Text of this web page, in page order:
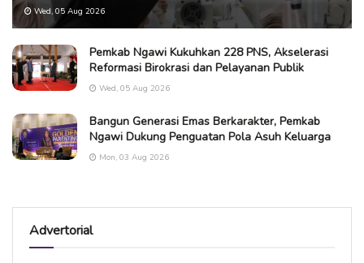
Wed, 05 Aug 2026
Pemkab Ngawi Kukuhkan 228 PNS, Akselerasi
Reformasi Birokrasi dan Pelayanan Publik
Wed, 05 Aug 2026
Bangun Generasi Emas Berkarakter, Pemkab
Ngawi Dukung Penguatan Pola Asuh Keluarga
Mon, 03 Aug 2026
Advertorial